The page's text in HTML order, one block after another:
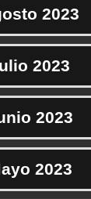
2023
2023
2023
2023